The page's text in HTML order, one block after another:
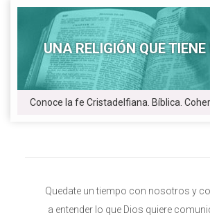
UNA RELIGIÓN QUE
Conoce la fe Cristadelfiana. Bíblica.
Quedate un tiempo con nosotros y
a entender lo que Dios quiere